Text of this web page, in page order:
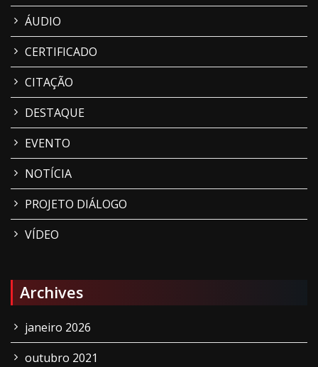
ÁUDIO
CERTIFICADO
CITAÇÃO
DESTAQUE
EVENTO
NOTÍCIA
PROJETO DIÁLOGO
VÍDEO
Archives
janeiro 2026
outubro 2021